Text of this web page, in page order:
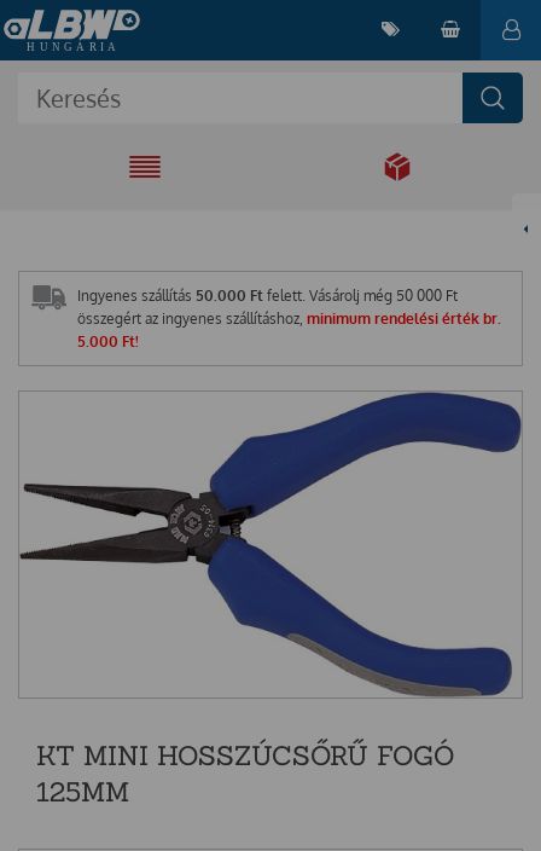
EGYÜTT A
Ingyenes szállítás 50.000 Ft felett. Vásárolj még 50 000 Ft
összegért az ingyenes szállításhoz, minimum rendelési érték br.
5.000 Ft!
KT MINI HOSSZÚCSŐRŰ FOGÓ
125MM